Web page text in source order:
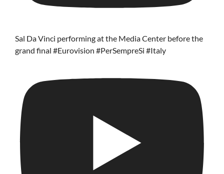
Sal Da Vinci performing at the Media Center before the
grand final #Eurovision #PerSempreSi #Italy